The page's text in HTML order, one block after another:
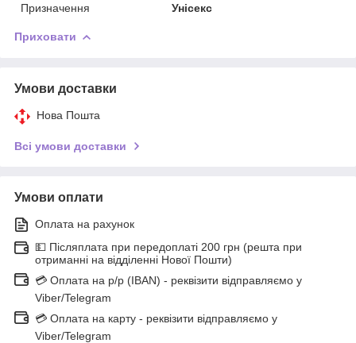
Призначення
Унісекс
Приховати
Умови доставки
Нова Пошта
Всі умови доставки
Умови оплати
Оплата на рахунок
💵 Післяплата при передоплаті 200 грн (решта при
отриманні на відділенні Нової Пошти)
💳 Оплата на р/р (IBAN) - реквізити відправляємо у
Viber/Telegram
💳 Оплата на карту - реквізити відправляємо у
Viber/Telegram